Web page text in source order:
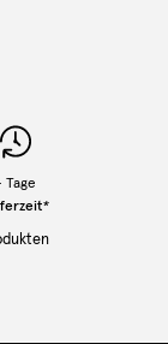
Tage
*